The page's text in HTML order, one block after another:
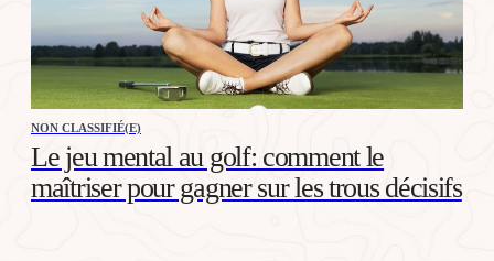
NON CLASSIFIÉ(E)
Le jeu mental au golf: comment le
maîtriser pour gagner sur les trous décisifs